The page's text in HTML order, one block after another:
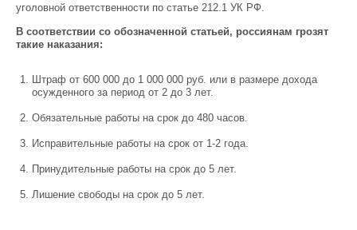
уголовной ответственности по статье 212.1 УК РФ.
В соответствии со обозначенной статьей, россиянам грозят
такие наказания:
Штраф от 600 000 до 1 000 000 руб. или в размере дохода
осужденного за период от 2 до 3 лет.
Обязательные работы на срок до 480 часов.
Исправительные работы на срок от 1-2 года.
Принудительные работы на срок до 5 лет.
Лишение свободы на срок до 5 лет.